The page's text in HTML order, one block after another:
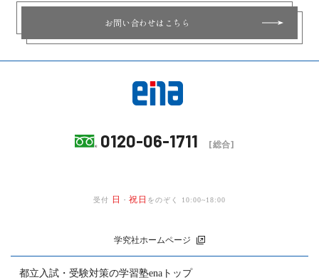
お問い合わせはこちら
0120-06-1711 [総合]
受付 日 ・ 祝日 をのぞく 10:00~18:00
学究社ホームページ
都立入試・受験対策の学習塾enaトップ